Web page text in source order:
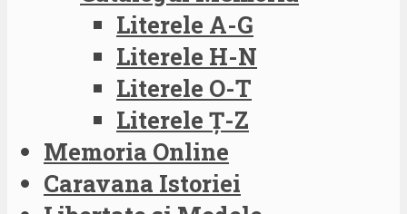
Literele A-G
Literele H-N
Literele O-T
Literele Ț-Z
Memoria Online
Caravana Istoriei